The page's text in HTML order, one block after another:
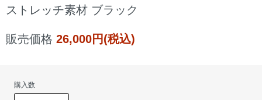
ストレッチ素材 ブラック
販売価格 26,000円(税込)
購入数